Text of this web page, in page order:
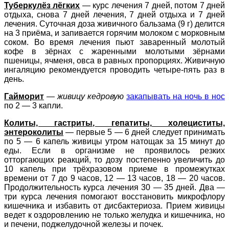
Туберкулёз лёгких — курс лечения 7 дней, потом 7 дней
отдыха, снова 7 дней лечения, 7 дней отдыха и 7 дней
лечения. Суточная доза живичного бальзама (9 г) делится
на 3 приёма, и запивается горячим молоком с морковным
соком. Во время лечения пьют заваренный молотый
кофе в зёрнах с жаренными молотыми зёрнами
пшеницы, ячменя, овса в равных пропорциях. Живичную
ингаляцию рекомендуется проводить четыре-пять раз в
день.
Гайморит — живицу кедровую закапывать на ночь в нос
по 2 — 3 капли.
Колиты, гастриты, гепатиты, холециститы,
энтероколиты — первые 5 — 6 дней следует принимать
по 5 — 6 капель живицы утром натощак за 15 минут до
еды. Если в организме не проявилось резких
отторгающих реакций, то дозу постепенно увеличить до
10 капель при трёхразовом приеме в промежутках
времени от 7 до 9 часов, 12 — 13 часов, 18 — 20 часов.
Продолжительность курса лечения 30 — 35 дней. Два —
три курса лечения помогают восстановить микрофлору
кишечника и избавить от дисбактериоза. Прием живицы
ведет к оздоровлению не только желудка и кишечника, но
и печени, поджелудочной железы и почек.